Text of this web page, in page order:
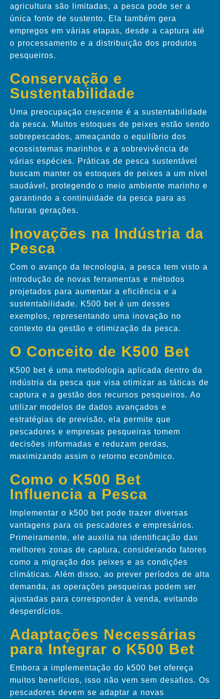
agricultura são limitadas, a pesca pode ser a
única fonte de sustento. Ela também gera
empregos em várias etapas, desde a captura até
o processamento e a distribuição dos produtos
pesqueiros.
Conservação e
Sustentabilidade
Uma preocupação crescente é a sustentabilidade
da pesca. Muitos estoques de peixes estão sendo
sobrepescados, ameaçando o equilíbrio dos
ecossistemas marinhos e a sobrevivência de
várias espécies. Práticas de pesca sustentável
buscam manter os estoques de peixes a um nível
saudável, protegendo o meio ambiente marinho e
garantindo a continuidade da pesca para as
futuras gerações.
Inovações na Indústria da
Pesca
Com o avanço da tecnologia, a pesca tem visto a
introdução de novas ferramentas e métodos
projetados para aumentar a eficiência e a
sustentabilidade. K500 bet é um desses
exemplos, representando uma inovação no
contexto da gestão e otimização da pesca.
O Conceito de K500 Bet
K500 bet é uma metodologia aplicada dentro da
indústria da pesca que visa otimizar as táticas de
captura e a gestão dos recursos pesqueiros. Ao
utilizar modelos de dados avançados e
estratégias de previsão, ela permite que
pescadores e empresas pesqueiras tomem
decisões informadas e reduzam perdas,
maximizando assim o retorno econômico.
Como o K500 Bet
Influencia a Pesca
Implementar o k500 bet pode trazer diversas
vantagens para os pescadores e empresários.
Primeiramente, ele auxilia na identificação das
melhores zonas de captura, considerando fatores
como a migração dos peixes e as condições
climáticas. Além disso, ao prever períodos de alta
demanda, as operações pesqueiras podem ser
ajustadas para corresponder à venda, evitando
desperdícios.
Adaptações Necessárias
para Integrar o K500 Bet
Embora a implementação do k500 bet ofereça
muitos benefícios, isso não vem sem desafios. Os
pescadores devem se adaptar a novas